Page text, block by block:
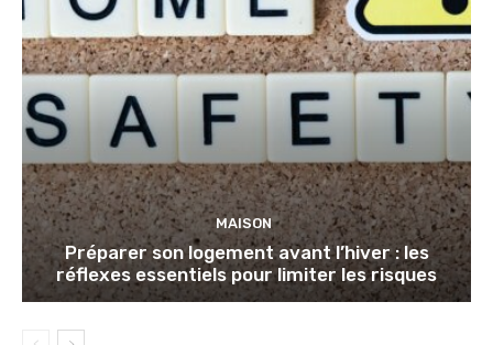
MAISON
Préparer son logement avant l’hiver : les
réflexes essentiels pour limiter les risques